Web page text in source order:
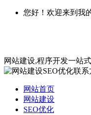
您好！欢迎来到我
网站建设,程序开发一站
网站首页
网站建设
SEO优化